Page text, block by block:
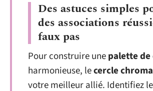
Des astuces simples
des associations
faux pas
Pour construire unepalette
harmonieuse, lecercle
votre meilleur allié. Identifiez